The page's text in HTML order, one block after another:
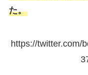
た。
https://twitter.com/